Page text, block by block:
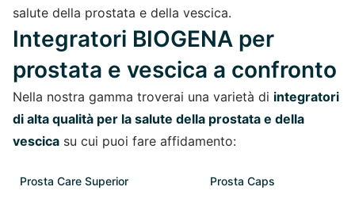
salute della prostata e della vescica.
Integratori BIOGENA per
prostata e vescica a confronto
Nella nostra gamma troverai una varietà di integratori
di alta qualità per la salute della prostata e della
vescica su cui puoi fare affidamento:
Prosta Care Superior Prosta Caps